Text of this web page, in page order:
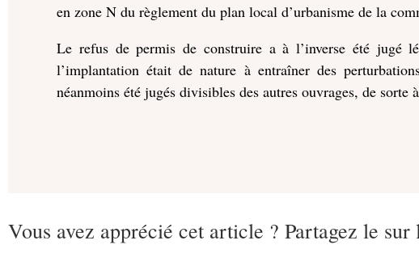
en zone N du règlement du plan local d’urbanisme de la
Le refus de permis de construire a à l’inverse été jugé
l’implantation était de nature à entraîner des
néanmoins été jugés divisibles des autres ouvrages, de
Vous avez apprécié cet article ? Partagez le sur